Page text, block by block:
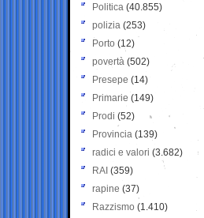
Politica (40.855)
polizia (253)
Porto (12)
povertà (502)
Presepe (14)
Primarie (149)
Prodi (52)
Provincia (139)
radici e valori (3.682)
RAI (359)
rapine (37)
Razzismo (1.410)